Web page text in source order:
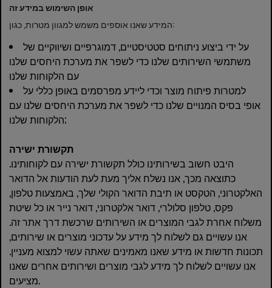
אופן השימוש במידע זה
המידע שאנו אוספים משמש למגוון מטרות, כגון:
על ידי ביצוע ניתוחים סטטיסטיים, דמוגרפיים ושיווקיים של
משתמשי השירותים שלנו כדי לשפר את מערכת היחסים שלנו
עם הלקוחות שלנו
למטרות פיתוח מוצר וכדי ליידע מפרסמים באופן כללי על
אופי בסיס המנויים שלנו כדי לשפר את מערכת היחסים שלנו עם
הלקוחות שלנו;
תקשורת ישירה
היבט חשוב בשירותינו כולל תקשורת ישירה עם לקוחותינו.
כתוצאה מכך, אנו נשלח אליך מעת לעת הודעות אל הדואר
האלקטרוני, הטקסט או תיבת הדואר הקולי שלך, באמצעות טלפון,
פקס, טלפון סלולרי, דואר אלקטרוני, דואר נייר או כל שיטת
משלוח אחרת לגבי המוצרים או השירותים שרכשת דרך אתר זה.
אנו עשויים גם לשלוח לך מידע על עדכוני מוצרים או שירותים,
תכונות חדשות או מידע שאנו מאמינים שאתה עשוי למצוא מעניין.
אנו עשויים לשלוח לך מידע לגבי מוצרים ושירותים אחרים שאנו
מציעים.